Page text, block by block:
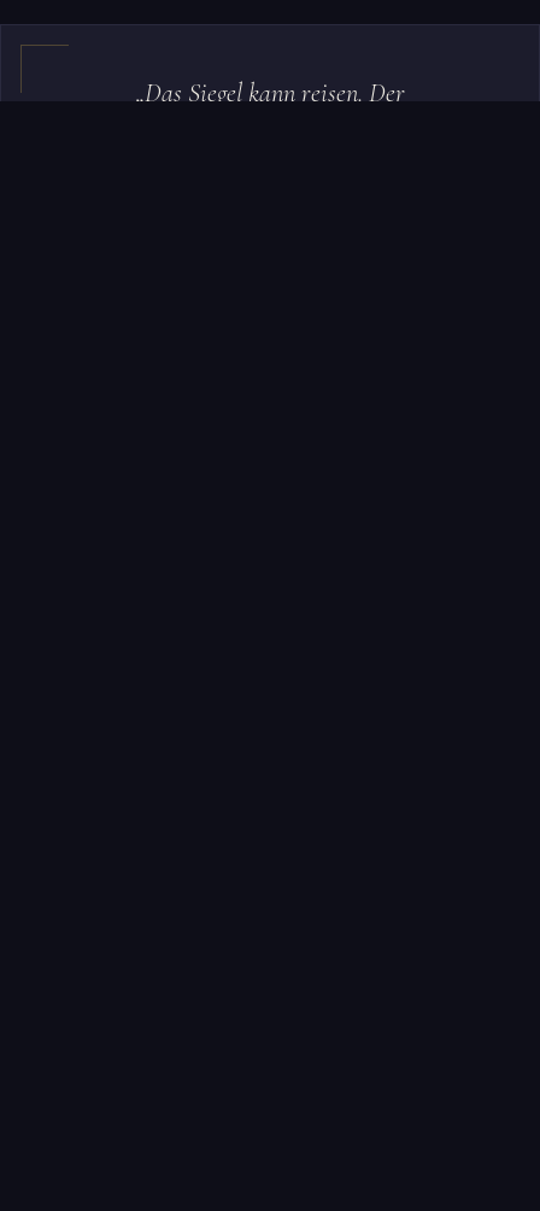
„Das Siegel kann reisen. Der